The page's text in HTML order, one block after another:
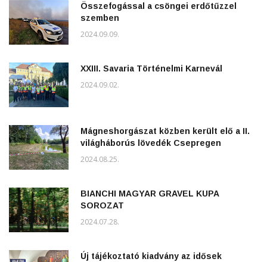
Összefogással a csöngei erdőtűzzel
szemben
2024.09.09.
XXIII. Savaria Történelmi Karnevál
2024.09.02.
Mágneshorgászat közben került elő a II.
világháborús lövedék Csepregen
2024.08.25.
BIANCHI MAGYAR GRAVEL KUPA
SOROZAT
2024.07.28.
Új tájékoztató kiadvány az idősek